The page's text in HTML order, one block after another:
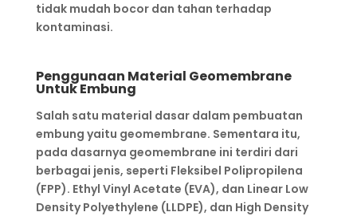
tidak mudah bocor dan tahan terhadap
kontaminasi.
Penggunaan Material Geomembrane
Untuk Embung
Salah satu material dasar dalam pembuatan
embung yaitu geomembrane. Sementara itu,
pada dasarnya geomembrane ini terdiri dari
berbagai jenis, seperti Fleksibel Polipropilena
(FPP). Ethyl Vinyl Acetate (EVA), dan Linear Low
Density Polyethylene (LLDPE), dan High Density